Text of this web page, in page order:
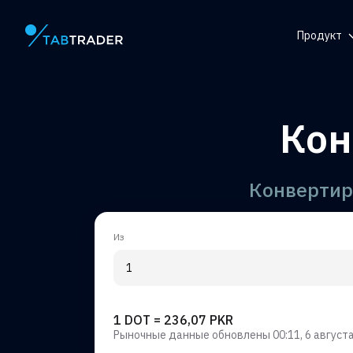
Главная страница Продукт
QR-
Из
1 DOT = 236,07 PKR
Рыночные данные обновлены 00:11, 6